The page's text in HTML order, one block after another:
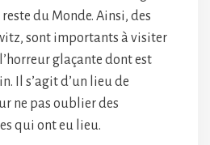
du Monde. Ainsi, des
sont importants à visiter
glaçante dont est
Il s’agit d’un lieu de
ne pas oublier des
qui ont eu lieu.